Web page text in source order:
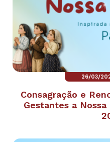
26/03/
Consagração e
Gestantes a